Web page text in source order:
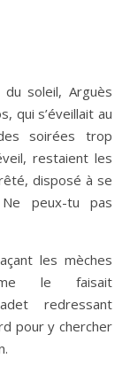
soleil, Arguès
qui s’éveillait au
soirées trop
restaient les
disposé à se
peux-tu pas
les mèches
le faisait
redressant
pour y chercher